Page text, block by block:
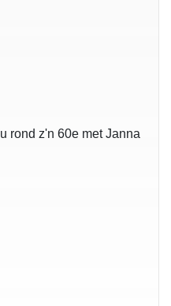
rond z'n 60e met Janna